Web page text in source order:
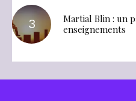
Martial Blin : un
enseignements